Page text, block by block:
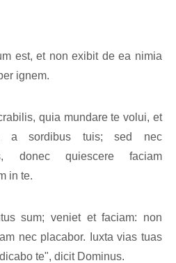
est, et non exibit de ea nimia
ignem.
quia mundare te volui, et
a sordibus tuis; sed nec
donec quiescere faciam
in te.
sum; veniet et faciam: non
nec placabor. Iuxta vias tuas
te", dicit Dominus.